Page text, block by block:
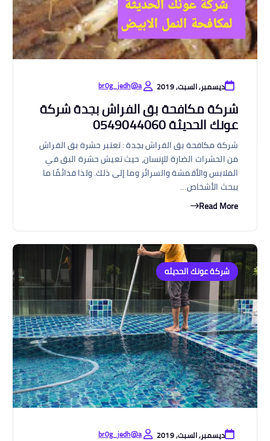
ديسمبر, السبت, 2019 br0g_jedh@a
شركة مكافحة بق الفراش بجدة شركة
عونك الحديثة 0549044060
شركة مكافحة بق الفراش بجدة : تعتبر حشرة بق الفراش
من الحشرات الضارة للإنسان، حيث تعيش حشرة البق في
الملابس والأقمشة والسرائر وما إلى ذلك. ولذا فدائمًا ما
يبحث الأشخاص…
Read More
شركة عونك الحديثه
ديسمبر, السبت, 2019 br0g_jedh@a